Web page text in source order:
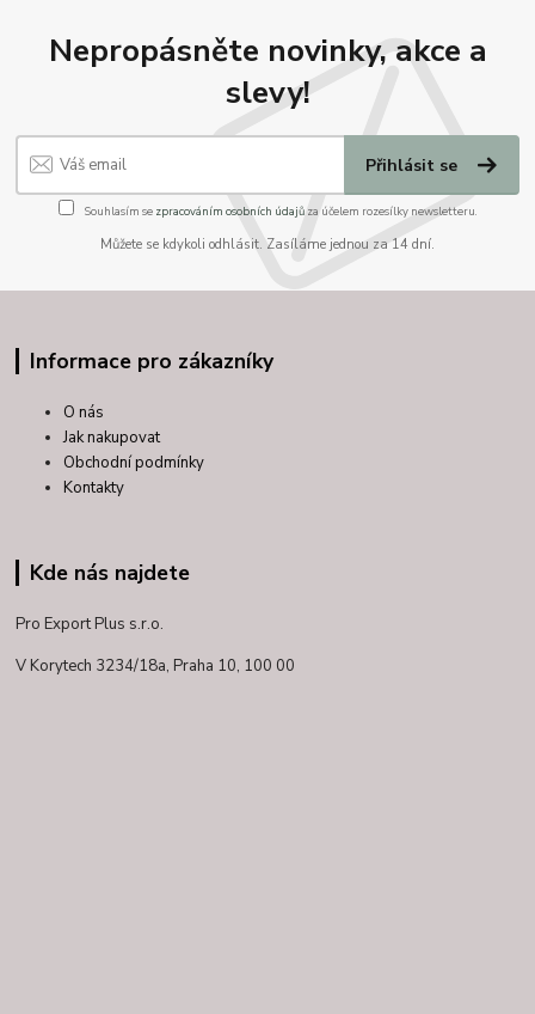
Nepropásněte novinky, akce a
slevy!
Přihlásit se
Souhlasím se zpracováním osobních údajůza účelem rozesílky newsletteru.
Můžete se kdykoli odhlásit. Zasíláme jednou za 14 dní.
Informace pro zákazníky
O nás
Jak nakupovat
Obchodní podmínky
Kontakty
Kde nás najdete
Pro Export Plus s.r.o.
V Korytech 3234/18a, Praha 10, 100 00